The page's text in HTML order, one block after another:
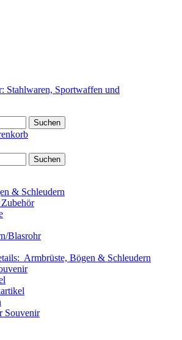
Suchen
Suchen
& Schleudern
Blasrohr
Armbrüste, Bögen & Schleudern
Souvenir